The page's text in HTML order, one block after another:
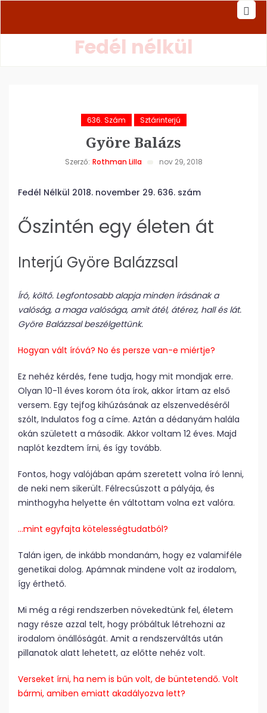
Fedél nélkül
636. Szám Sztárinterjú
Györe Balázs
Szerző: Rothman Lilla nov 29, 2018
Fedél Nélkül 2018. november 29. 636. szám
Őszintén egy életen át
Interjú Györe Balázzsal
Író, költő. Legfontosabb alapja minden írásának a
valóság, a maga valósága, amit átél, átérez, hall és lát.
Györe Balázzsal beszélgettünk.
Hogyan vált íróvá? No és persze van-e miértje?
Ez nehéz kérdés, fene tudja, hogy mit mondjak erre.
Olyan 10-11 éves korom óta írok, akkor írtam az első
versem. Egy tejfog kihúzásának az elszenvedéséről
szólt, Indulatos fog a címe. Aztán a dédanyám halála
okán született a második. Akkor voltam 12 éves. Majd
naplót kezdtem írni, és így tovább.
Fontos, hogy valójában apám szeretett volna író lenni,
de neki nem sikerült. Félrecsúszott a pályája, és
minthogyha helyette én váltottam volna ezt valóra.
…mint egyfajta kötelességtudatból?
Talán igen, de inkább mondanám, hogy ez valamiféle
genetikai dolog. Apámnak mindene volt az irodalom,
így érthető.
Mi még a régi rendszerben növekedtünk fel, életem
nagy része azzal telt, hogy próbáltuk létrehozni az
irodalom önállóságát. Amit a rendszerváltás után
pillanatok alatt lehetett, az előtte nehéz volt.
Verseket írni, ha nem is bűn volt, de büntetendő. Volt
bármi, amiben emiatt akadályozva lett?